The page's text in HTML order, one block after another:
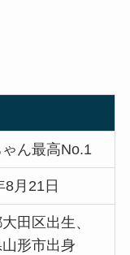
ん最高No.1
8月21日
田区出生、
形市出身